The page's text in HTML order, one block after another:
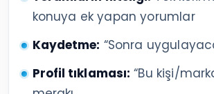
konuya ek yapan yorumlar
Kaydetme: “Sonra
Profil tıklaması: “Bu kişi/